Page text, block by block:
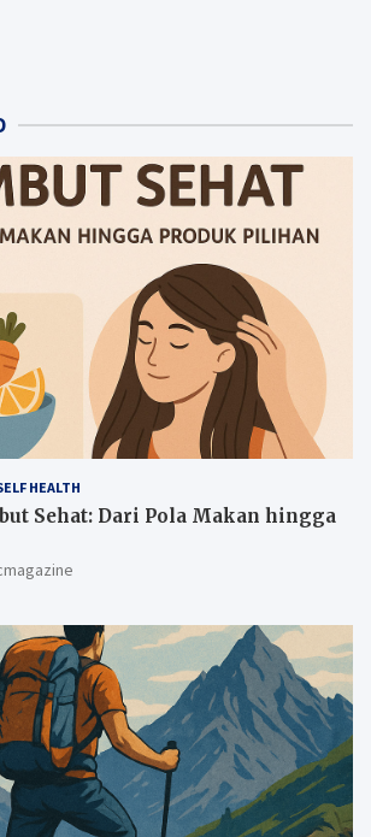
HEALTH
Sehat: Dari Pola Makan hingga